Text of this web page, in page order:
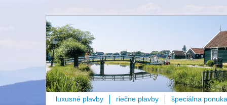
luxusné plavby riečne plavby špeciálna ponuka